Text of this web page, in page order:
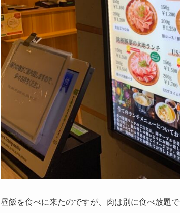
昼飯を食べに来たのですが、肉は別に食べ放題